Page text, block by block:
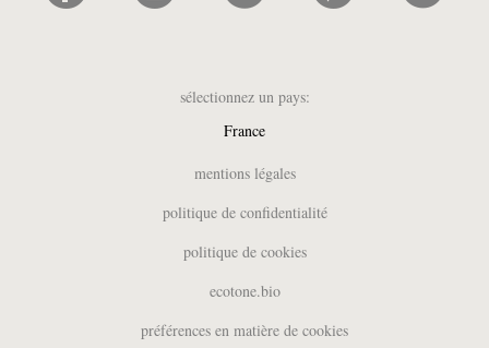
sélectionnez un pays:
France
Belgique (FR)
Deutschland
España
mentions légales
politique de confidentialité
politique de cookies
ecotone.bio
préférences en matière de cookies